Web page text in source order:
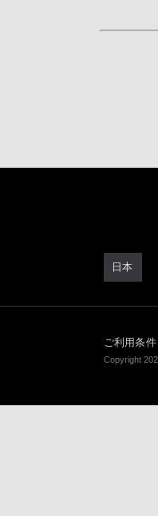
日本
ご利用条件
Copyright